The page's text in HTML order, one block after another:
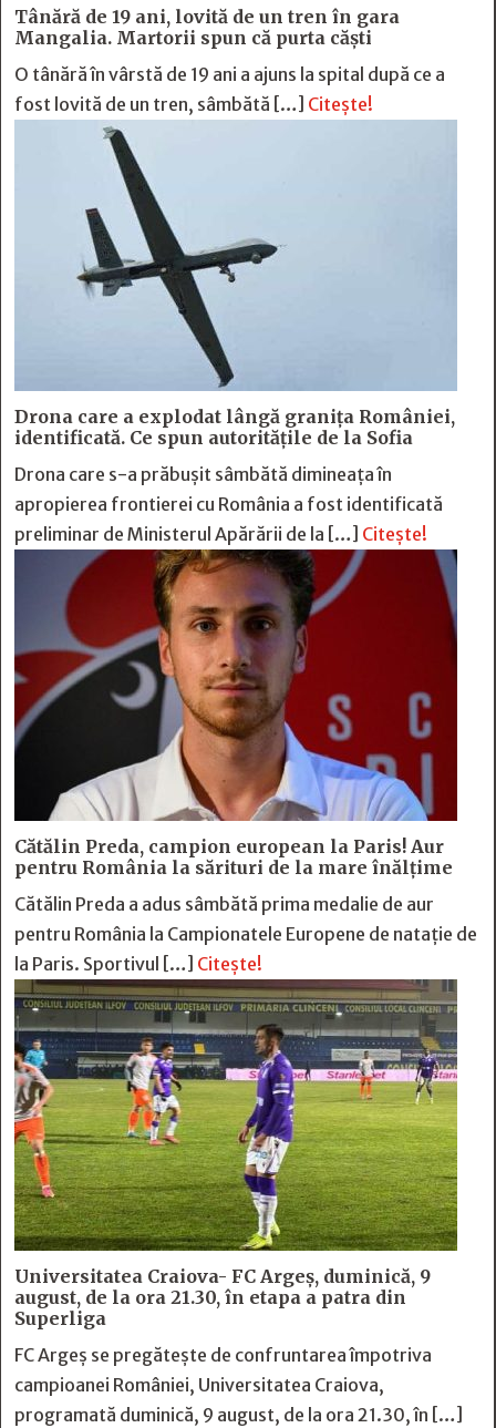
Tânără de 19 ani, lovită de un tren în gara
Mangalia. Martorii spun că purta căști
O tânără în vârstă de 19 ani a ajuns la spital după ce a
fost lovită de un tren, sâmbătă […] Citește!
Drona care a explodat lângă granița României,
identificată. Ce spun autoritățile de la Sofia
Drona care s-a prăbușit sâmbătă dimineața în
apropierea frontierei cu România a fost identificată
preliminar de Ministerul Apărării de la […] Citește!
Cătălin Preda, campion european la Paris! Aur
pentru România la sărituri de la mare înălțime
Cătălin Preda a adus sâmbătă prima medalie de aur
pentru România la Campionatele Europene de natație de
la Paris. Sportivul […] Citește!
Universitatea Craiova- FC Argeș, duminică, 9
august, de la ora 21.30, în etapa a patra din
Superliga
FC Argeș se pregătește de confruntarea împotriva
campioanei României, Universitatea Craiova,
programată duminică, 9 august, de la ora 21.30, în […]